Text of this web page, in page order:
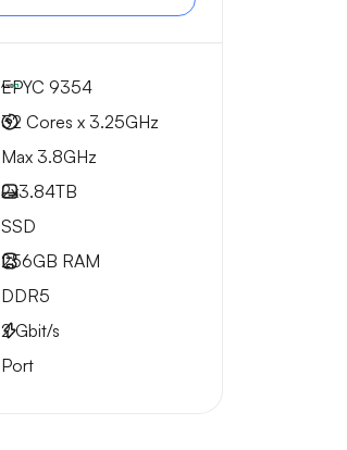
EPYC 9354
32 Cores x 3.25GHz
Max 3.8GHz
2x3.84TB
SSD
256GB RAM
DDR5
2Gbit/s
Port